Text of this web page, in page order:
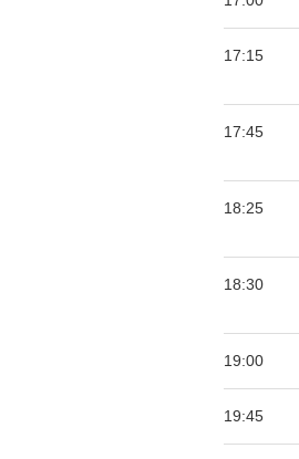
17:15
17:45
18:25
18:30
19:00
19:45